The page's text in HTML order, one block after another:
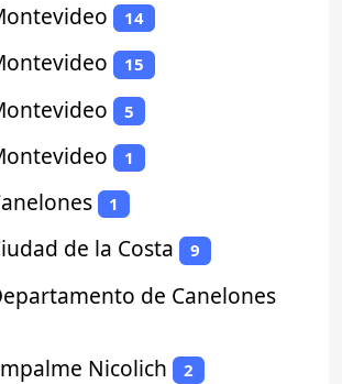
14
15
5
1
1
de la Costa 9
de Canelones
Nicolich 2